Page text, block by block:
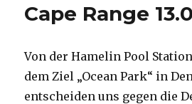
Cape Range
Von der Hamelin Pool
dem Ziel „Ocean Park“ in
entscheiden uns gegen die